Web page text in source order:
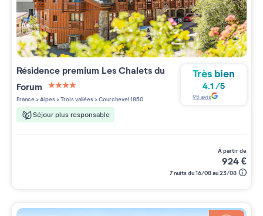
Résidence premium Les Chalets du
Forum
4 étoiles sur 5
France>Alpes>Trois vallées>Courchevel 1850
Séjour plus responsable
Très bien
4.1 /5
95avis
à partir de
924€
7 nuits du 16/08 au 23/08